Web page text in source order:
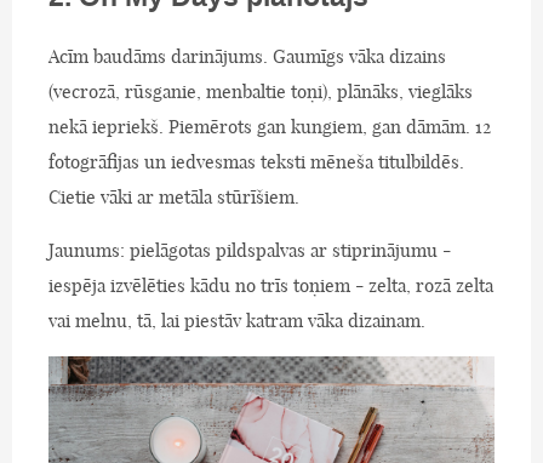
Acīm baudāms darinājums. Gaumīgs vāka dizains
(vecrozā, rūsganie, menbaltie toņi), plānāks, vieglāks
nekā iepriekš. Piemērots gan kungiem, gan dāmām. 12
fotogrāfijas un iedvesmas teksti mēneša titulbildēs.
Cietie vāki ar metāla stūrīšiem.
Jaunums: pielāgotas pildspalvas ar stiprinājumu -
iespēja izvēlēties kādu no trīs toņiem - zelta, rozā zelta
vai melnu, tā, lai piestāv katram vāka dizainam.